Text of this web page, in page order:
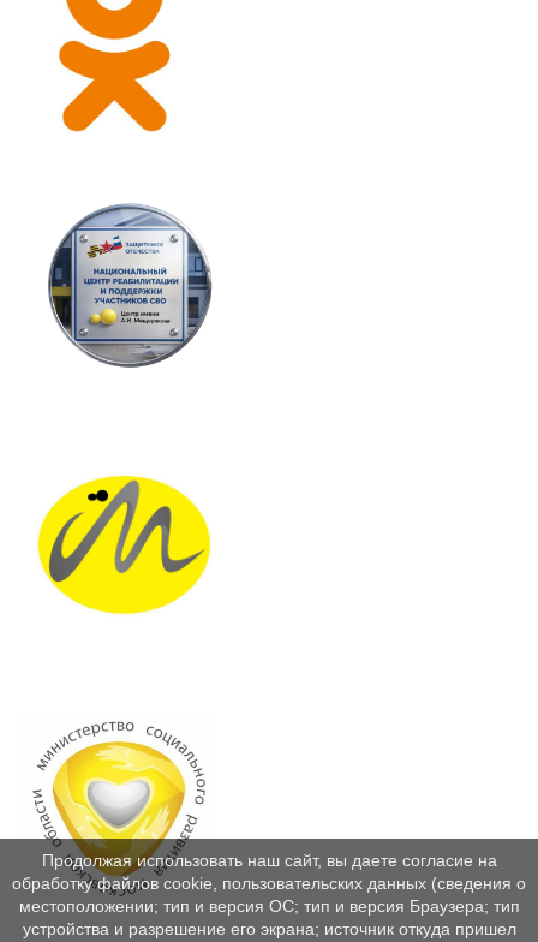
Продолжая использовать наш сайт, вы даете согласие на
обработку файлов cookie, пользовательских данных (сведения о
местоположении; тип и версия ОС; тип и версия Браузера; тип
устройства и разрешение его экрана; источник откуда пришел